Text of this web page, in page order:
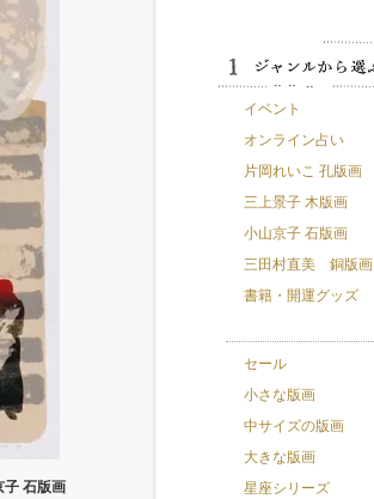
子 石版画
イベント
オンライン占い
片岡れいこ 孔版画
三上景子 木版画
小山京子 石版画
三田村直美 銅版画
書籍・開運グッズ
セール
小さな版画
中サイズの版画
大きな版画
星座シリーズ